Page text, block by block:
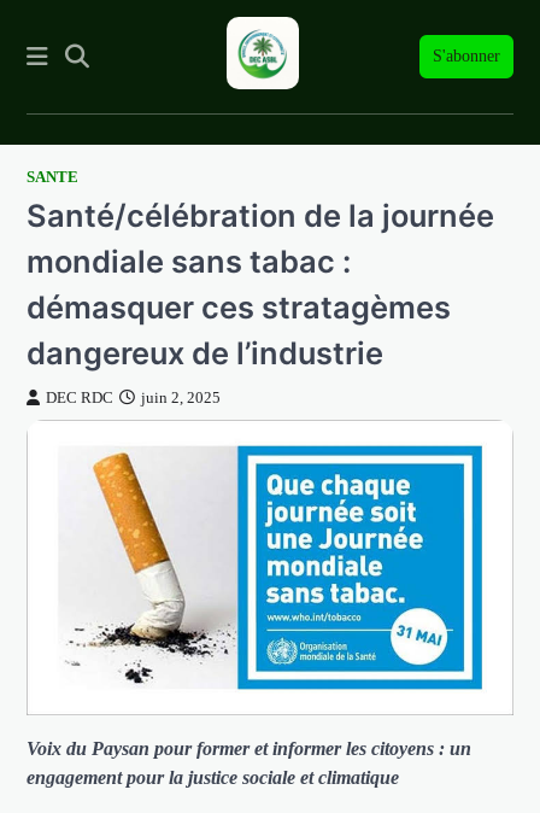
S'abonner
SkipSANTE
Santé/célébration de la journée
mondiale sans tabac :
démasquer ces stratagèmes
dangereux de l’industrie
DEC RDC juin 2, 2025
Voix du Paysan pour former et informer les citoyens : un
engagement pour la justice sociale et climatique